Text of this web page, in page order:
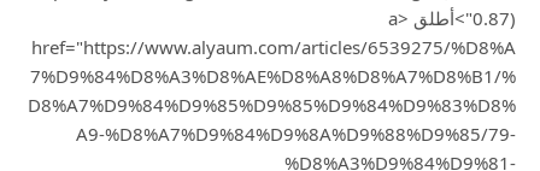
0.87)">أطلق <a
href="https://www.alyaum.com/articles/6539275/%D8%A
7%D9%84%D8%A3%D8%AE%D8%A8%D8%A7%D8%B1/%
D8%A7%D9%84%D9%85%D9%85%D9%84%D9%83%D8%
A9-%D8%A7%D9%84%D9%8A%D9%88%D9%85/79-
%D8%A3%D9%84%D9%81-